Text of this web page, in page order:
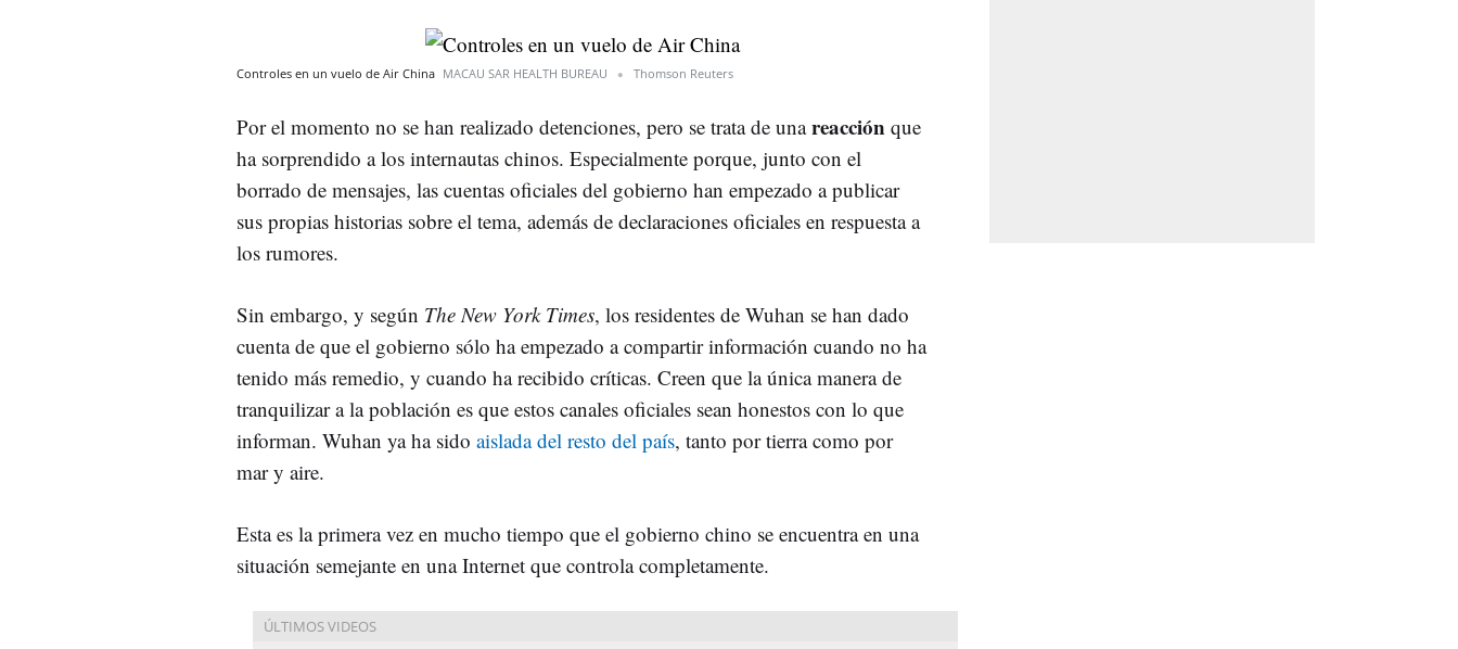
Controles en un vuelo de Air China MACAU SAR HEALTH BUREAU Thomson Reuters
Por el momento no se han realizado detenciones, pero se trata de unareacción que
ha sorprendido a los internautas chinos. Especialmente porque, junto con el
borrado de mensajes, las cuentas oficiales del gobierno han empezado a publicar
sus propias historias sobre el tema, además de declaraciones oficiales en respuesta a
los rumores.
Sin embargo, y según The New York Times, los residentes de Wuhan se han dado
cuenta de que el gobierno sólo ha empezado a compartir información cuando no ha
tenido más remedio, y cuando ha recibido críticas. Creen que la única manera de
tranquilizar a la población es que estos canales oficiales sean honestos con lo que
informan. Wuhan ya ha sido aislada del resto del país, tanto por tierra como por
mar y aire.
Esta es la primera vez en mucho tiempo que el gobierno chino se encuentra en una
situación semejante en una Internet que controla completamente.